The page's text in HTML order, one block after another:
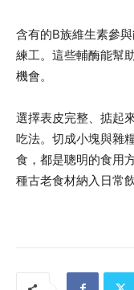
含有的B族維生素參
練工。這些輔酶能幫
機會。
選擇表皮完整、掂起
吃法。切成小塊與雜
食，都是聰明的食用
種古老食材納入日常